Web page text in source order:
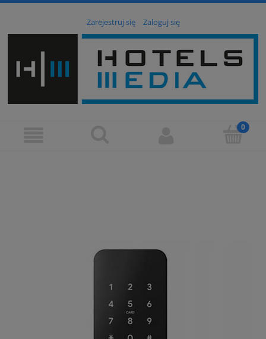
Zarejestruj się Zaloguj się